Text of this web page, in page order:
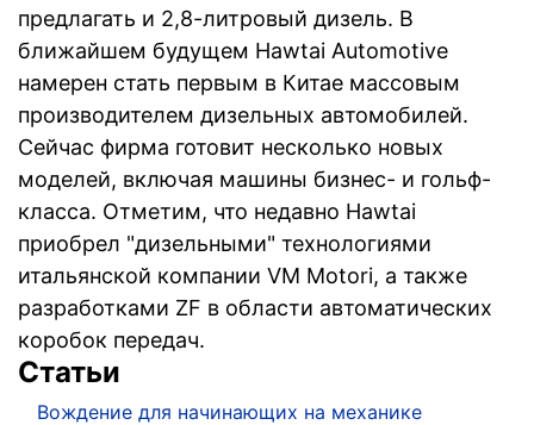
предлагать и 2,8-литровый дизель. В
ближайшем будущем Hawtai Automotive
намерен стать первым в Китае массовым
производителем дизельных автомобилей.
Сейчас фирма готовит несколько новых
моделей, включая машины бизнес- и гольф-
класса. Отметим, что недавно Hawtai
приобрел "дизельными" технологиями
итальянской компании VM Motori, а также
разработками ZF в области автоматических
коробок передач.
Статьи
Вождение для начинающих на механике